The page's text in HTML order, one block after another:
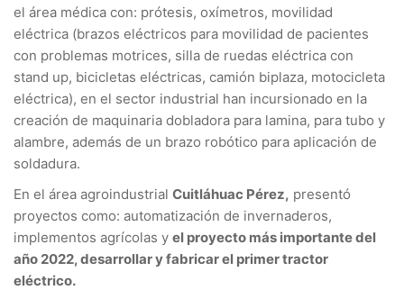
el área médica con: prótesis, oxímetros, movilidad
eléctrica (brazos eléctricos para movilidad de pacientes
con problemas motrices, silla de ruedas eléctrica con
stand up, bicicletas eléctricas, camión biplaza, motocicleta
eléctrica), en el sector industrial han incursionado en la
creación de maquinaria dobladora para lamina, para tubo y
alambre, además de un brazo robótico para aplicación de
soldadura.
En el área agroindustrial Cuitláhuac Pérez, presentó
proyectos como: automatización de invernaderos,
implementos agrícolas y el proyecto más importante del
año 2022, desarrollar y fabricar el primer tractor
eléctrico.